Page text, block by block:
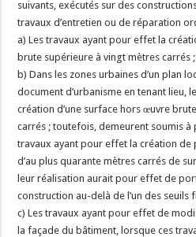
suivants, exécutés sur des
travaux d’entretien ou de réparation
a) Les travaux ayant pour effet la
brute supérieure à vingt mètres carrés ;
b) Dans les zones urbaines d’un plan
document d’urbanisme en tenant lieu,
création d’une surface hors œuvre
carrés ; toutefois, demeurent soumis à
travaux ayant pour effet la création de
d’au plus quarante mètres carrés de
leur réalisation aurait pour effet de
construction au-delà de l’un des seuils
c) Les travaux ayant pour effet de
la façade du bâtiment, lorsque ces